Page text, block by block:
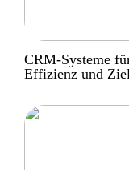
CRM-Systeme
Effizienz und